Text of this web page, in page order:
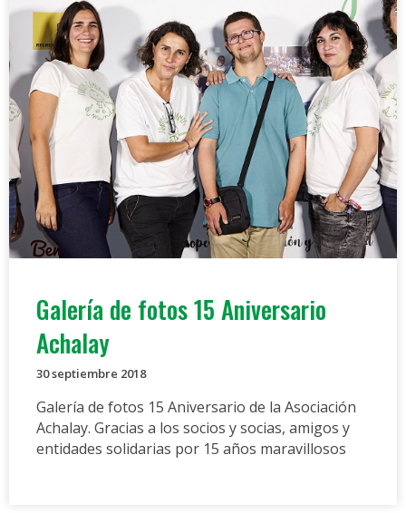
Galería de fotos 15 Aniversario
Achalay
30 septiembre 2018
Galería de fotos 15 Aniversario de la Asociación
Achalay. Gracias a los socios y socias, amigos y
entidades solidarias por 15 años maravillosos